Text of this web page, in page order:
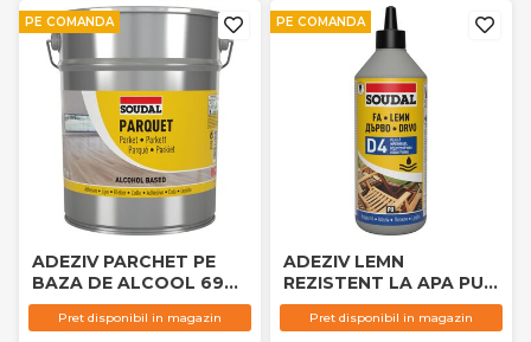
PE COMANDA
ADEZIV PARCHET PE
BAZA DE ALCOOL 69A
13KG SOUDAL
Pret disponibil in magazin
PE COMANDA
ADEZIV LEMN
REZISTENT LA APA PU
D4 66A 750G SOUDAL
Pret disponibil in magazin